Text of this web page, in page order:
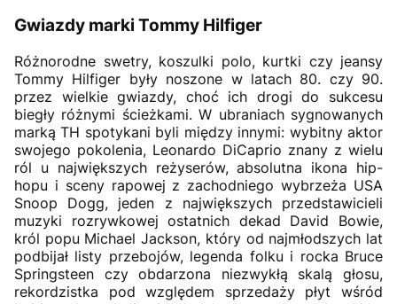
Gwiazdy marki Tommy Hilfiger
Różnorodne swetry, koszulki polo, kurtki czy jeansy
Tommy Hilfiger były noszone w latach 80. czy 90.
przez wielkie gwiazdy, choć ich drogi do sukcesu
biegły różnymi ścieżkami. W ubraniach sygnowanych
marką TH spotykani byli między innymi: wybitny aktor
swojego pokolenia, Leonardo DiCaprio znany z wielu
ról u największych reżyserów, absolutna ikona hip-
hopu i sceny rapowej z zachodniego wybrzeża USA
Snoop Dogg, jeden z największych przedstawicieli
muzyki rozrywkowej ostatnich dekad David Bowie,
król popu Michael Jackson, który od najmłodszych lat
podbijał listy przebojów, legenda folku i rocka Bruce
Springsteen czy obdarzona niezwykłą skalą głosu,
rekordzistka pod względem sprzedaży płyt wśród